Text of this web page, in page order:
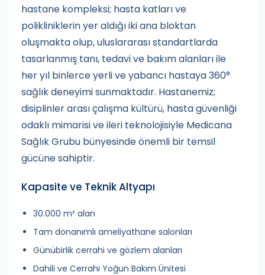
hastane kompleksi; hasta katları ve
polikliniklerin yer aldığı iki ana bloktan
oluşmakta olup, uluslararası standartlarda
tasarlanmış tanı, tedavi ve bakım alanları ile
her yıl binlerce yerli ve yabancı hastaya 360°
sağlık deneyimi sunmaktadır. Hastanemiz;
disiplinler arası çalışma kültürü, hasta güvenliği
odaklı mimarisi ve ileri teknolojisiyle Medicana
Sağlık Grubu bünyesinde önemli bir temsil
gücüne sahiptir.
Kapasite ve Teknik Altyapı
30.000 m² alan
Tam donanımlı ameliyathane salonları
Günübirlik cerrahi ve gözlem alanları
Dahili ve Cerrahi Yoğun Bakım Ünitesi